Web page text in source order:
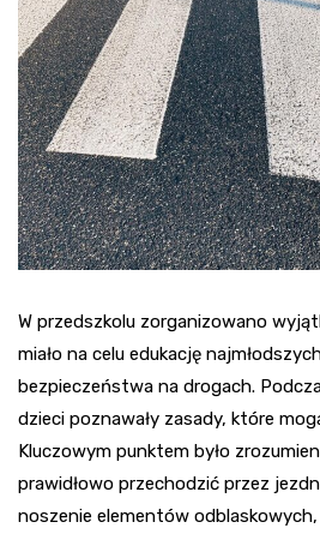
W przedszkolu zorganizowano
miało na celu edukację
bezpieczeństwa na drogach.
dzieci poznawały zasady, które
Kluczowym punktem było
prawidłowo przechodzić przez
noszenie elementów